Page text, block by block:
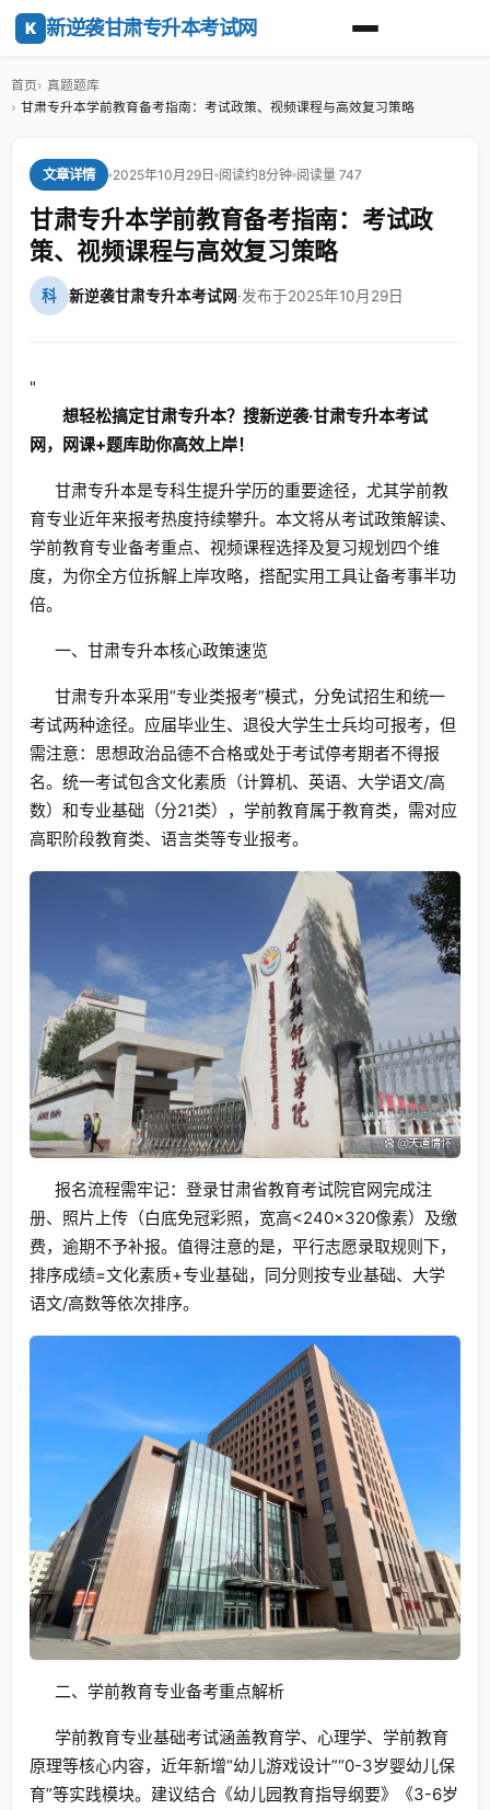
K 新逆袭甘肃专升本考试网
首页
真题题库
甘肃专升本学前教育备考指南：考试政策、视频课程与高效复习策略
文章详情 2025年10月29日 阅读约8分钟 阅读量 747
甘肃专升本学前教育备考指南：考试政
策、视频课程与高效复习策略
科 新逆袭甘肃专升本考试网·发布于2025年10月29日
"
想轻松搞定甘肃专升本？搜新逆袭·甘肃专升本考试
网，网课+题库助你高效上岸！
甘肃专升本是专科生提升学历的重要途径，尤其学前教
育专业近年来报考热度持续攀升。本文将从考试政策解读、
学前教育专业备考重点、视频课程选择及复习规划四个维
度，为你全方位拆解上岸攻略，搭配实用工具让备考事半功
倍。
一、甘肃专升本核心政策速览
甘肃专升本采用“专业类报考”模式，分免试招生和统一
考试两种途径。应届毕业生、退役大学生士兵均可报考，但
需注意：思想政治品德不合格或处于考试停考期者不得报
名。统一考试包含文化素质（计算机、英语、大学语文/高
数）和专业基础（分21类），学前教育属于教育类，需对应
高职阶段教育类、语言类等专业报考。
报名流程需牢记：登录甘肃省教育考试院官网完成注
册、照片上传（白底免冠彩照，宽高<240×320像素）及缴
费，逾期不予补报。值得注意的是，平行志愿录取规则下，
排序成绩=文化素质+专业基础，同分则按专业基础、大学
语文/高数等依次排序。
二、学前教育专业备考重点解析
学前教育专业基础考试涵盖教育学、心理学、学前教育
原理等核心内容，近年新增“幼儿游戏设计”“0-3岁婴幼儿保
育”等实践模块。建议结合《幼儿园教育指导纲要》《3-6岁